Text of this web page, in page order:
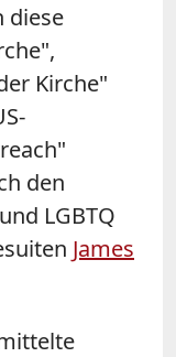
diese
Kirche"
den
LGBTQ
James